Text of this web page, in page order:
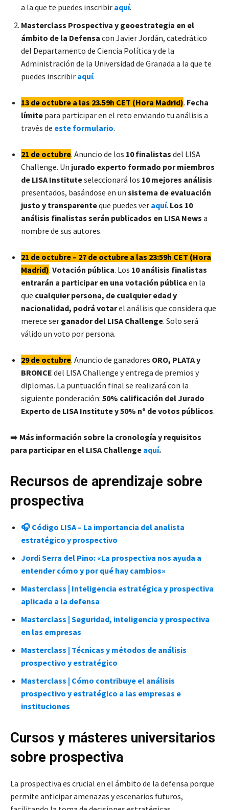
a la que te puedes inscribir aquí.
Masterclass Prospectiva y geoestrategia en el
ámbito de la Defensa con Javier Jordán, catedrático
del Departamento de Ciencia Política y de la
Administración de la Universidad de Granada a la que te
puedes inscribir aquí.
13 de octubre a las 23.59h CET (Hora Madrid). Fecha
límite para participar en el reto enviando tu análisis a
través de este formulario.
21 de octubre. Anuncio de los 10 finalistas del LISA
Challenge. Un jurado experto formado por miembros
de LISA Instituteseleccionará los 10 mejores análisis
presentados, basándose en un sistema de evaluación
justo y transparenteque puedes ver aquí. Los 10
análisis finalistas serán publicados en LISA News a
nombre de sus autores.
21 de octubre – 27 de octubre a las 23:59h CET (Hora
Madrid). Votación pública. Los 10 análisis finalistas
entrarán a participar en una votación pública en la
que cualquier persona, de cualquier edad y
nacionalidad, podrá votarel análisis que considera que
merece ser ganador del LISA Challenge. Solo será
válido un voto por persona.
29 de octubre. Anuncio de ganadores ORO, PLATA y
BRONCE del LISA Challenge y entrega de premios y
diplomas. La puntuación final se realizará con la
siguiente ponderación: 50% calificación del Jurado
Experto de LISA Institute y 50% nº de votos públicos.
➡️ Más información sobre la cronología y requisitos
para participar en el LISA Challenge aquí.
Recursos de aprendizaje sobre
prospectiva
🎧 Código LISA – La importancia del analista
estratégico y prospectivo
Jordi Serra del Pino: «La prospectiva nos ayuda a
entender cómo y por qué hay cambios»
Masterclass | Inteligencia estratégica y prospectiva
aplicada a la defensa
Masterclass | Seguridad, inteligencia y prospectiva
en las empresas
Masterclass | Técnicas y métodos de análisis
prospectivo y estratégico
Masterclass | Cómo contribuye el análisis
prospectivo y estratégico a las empresas e
instituciones
Cursos y másteres universitarios
sobre prospectiva
La prospectiva es crucial en el ámbito de la defensa porque
permite anticipar amenazas y escenarios futuros,